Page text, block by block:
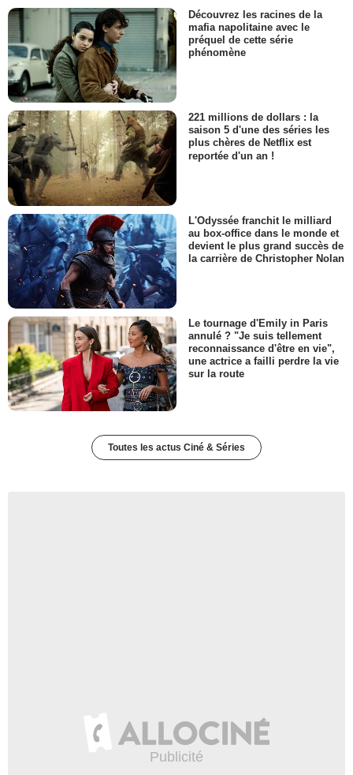
Découvrez les racines de la
mafia napolitaine avec le
préquel de cette série
phénomène
221 millions de dollars : la
saison 5 d'une des séries les
plus chères de Netflix est
reportée d'un an !
L'Odyssée franchit le milliard
au box-office dans le monde et
devient le plus grand succès de
la carrière de Christopher Nolan
Le tournage d'Emily in Paris
annulé ? "Je suis tellement
reconnaissance d'être en vie",
une actrice a failli perdre la vie
sur la route
Toutes les actus Ciné & Séries